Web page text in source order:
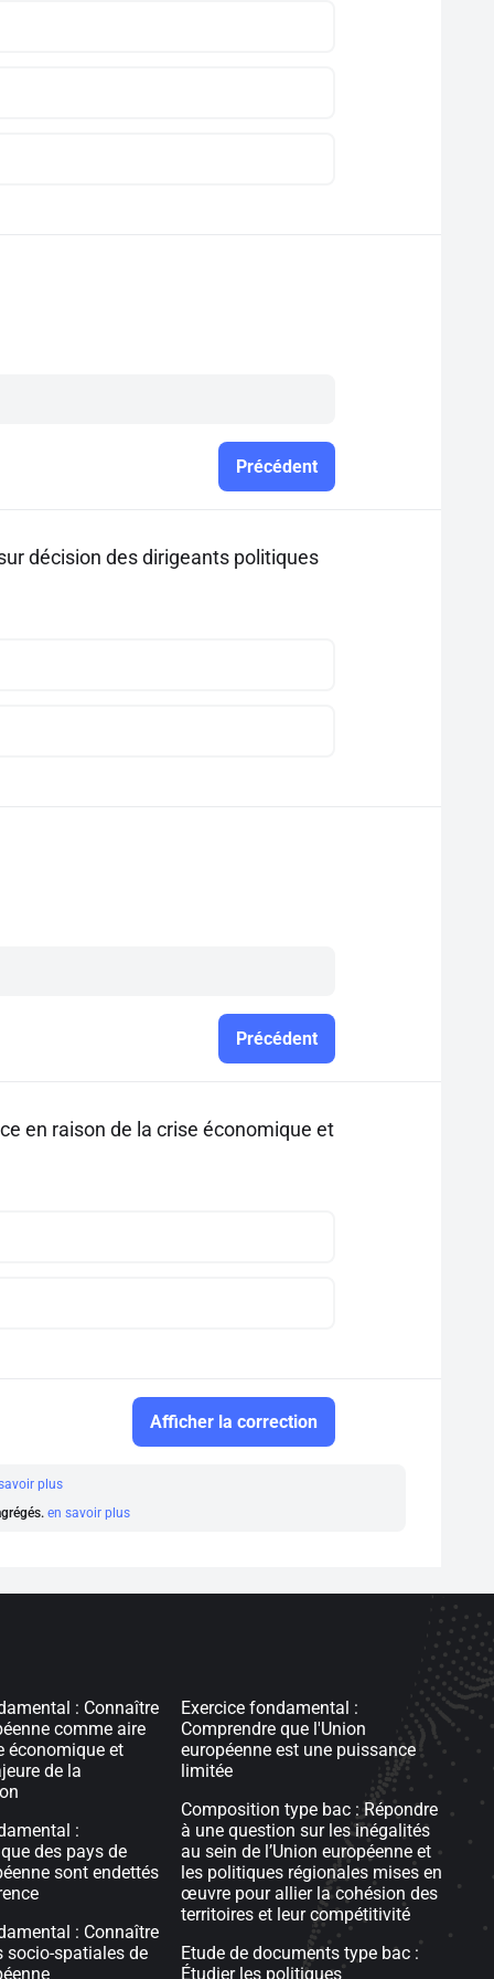
Précédent
décision des dirigeants politiques
Précédent
en raison de la crise économique et
Afficher la correction
plus
en savoir plus
: Connaître
comme aire
économique et
de la
:
des pays de
sont endettés
: Connaître
socio-spatiales de
Exercice fondamental :
Comprendre que l'Union
européenne est une puissance
limitée
Composition type bac : Répondre
à une question sur les inégalités
au sein de l’Union européenne et
les politiques régionales mises en
œuvre pour allier la cohésion des
territoires et leur compétitivité
Etude de documents type bac :
Étudier les politiques